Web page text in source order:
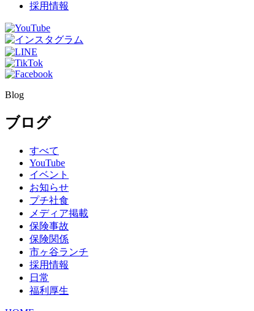
採用情報
Blog
ブログ
すべて
YouTube
イベント
お知らせ
プチ社食
メディア掲載
保険事故
保険関係
市ヶ谷ランチ
採用情報
日常
福利厚生